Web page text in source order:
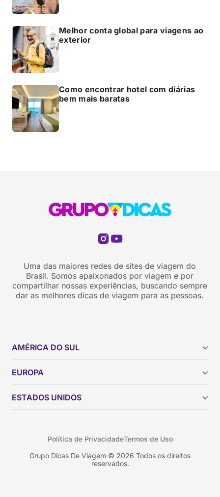
Melhor conta global para viagens ao
exterior
Como encontrar hotel com diárias
bem mais baratas
Uma das maiores redes de sites de viagem do
Brasil. Somos apaixonados por viagem e por
compartilhar nossas experiências, buscando sempre
dar as melhores dicas de viagem para as pessoas.
AMÉRICA DO SUL
Brasil
Colômbia
EUROPA
ESTADOS UNIDOS
Nova York
Grupo Dicas De Viagem © 2026 Todos os direitos
reservados.
Política de PrivacidadeTermos de Uso